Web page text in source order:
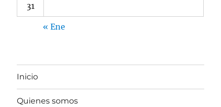
31
« Ene
Inicio
Quienes somos